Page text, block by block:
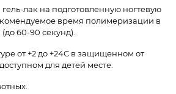
гель-лак на подготовленную ногтевую
время полимеризации в
60-90 секунд).
от +2 до +24С в защищенном от
для детей месте.